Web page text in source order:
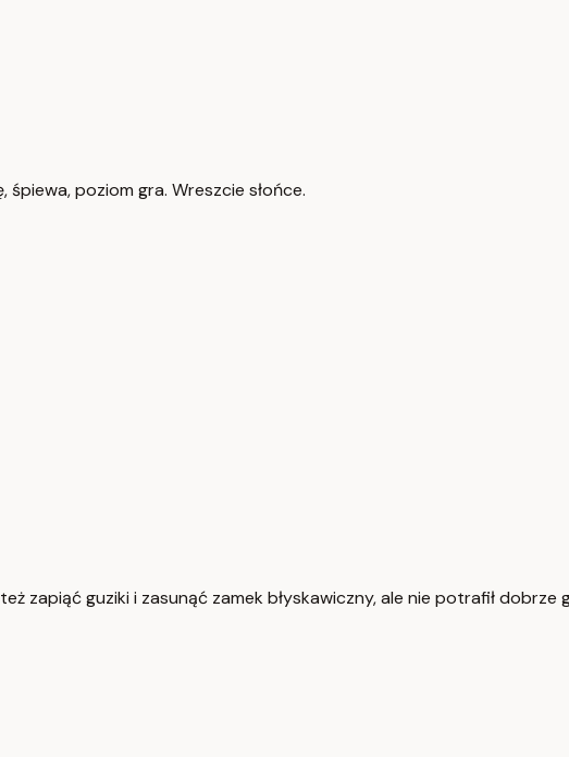
śpiewa, poziom gra. Wreszcie słońce.
zapiąć guziki i zasunąć zamek błyskawiczny, ale nie potrafił